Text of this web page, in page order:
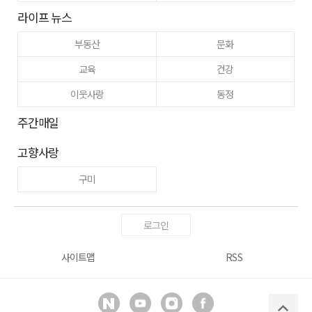
라이프 뉴스
부동산
문화
교육
건강
이웃사랑
동정
주간매일
고향사랑
구미
로그인
사이트맵 RSS